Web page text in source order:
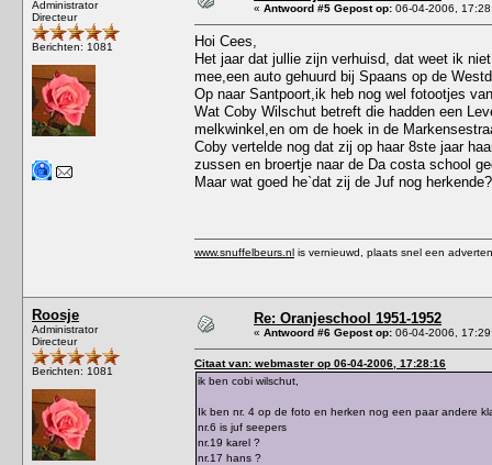
Administrator
Directeur
Berichten: 1081
« Antwoord #5 Gepost op: 06-04-2006,
Hoi Cees,
Het jaar dat jullie zijn verhuisd, dat weet ik
mee,een auto gehuurd bij Spaans op de
Op naar Santpoort,ik heb nog wel fotootjes
Wat Coby Wilschut betreft die hadden een
melkwinkel,en om de hoek in de
Coby vertelde nog dat zij op haar 8ste jaar
zussen en broertje naar de Da costa school
Maar wat goed he`dat zij de Juf nog
www.snuffelbeurs.nl is vernieuwd, plaats snel een
Roosje
Administrator
Directeur
Berichten: 1081
Re: Oranjeschool 1951-1952
« Antwoord #6 Gepost op: 06-04-2006,
Citaat van: webmaster op 06-04-2006, 17:28:16
ik ben cobi wilschut,
Ik ben nr. 4 op de foto en herken nog een paar andere
nr.6 is juf seepers
nr.19 karel ?
nr.17 hans ?